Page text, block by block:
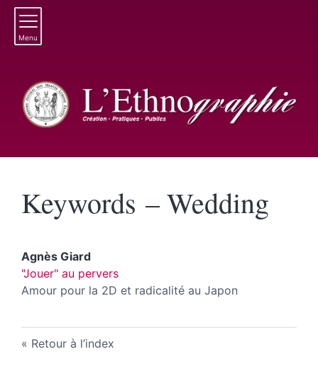
Menu
Keywords – Wedding
Agnès Giard
"Jouer" au pervers
Amour pour la 2D et radicalité au Japon
Retour à l’index